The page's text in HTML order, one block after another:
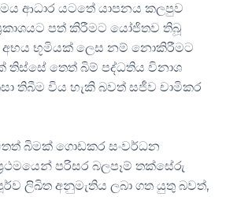
ආධාර යටතේ යාපනය කලපුව
පත් කිරීමට යෝජිතව තිබූ
අභය භූමියක් ලෙස නම් නොකිරීමට
තෙත් බිම් පද්ධතිය විනාශ
තිබීම විය හැකි බවත් සජීව චාමිකර
බිමක් ගොඩකර සංවර්ධන
පරිසර බලපෑම් තක්සේරු
ලිඛිත අනුමැතිය ලබා ගත යුතු බවත්,